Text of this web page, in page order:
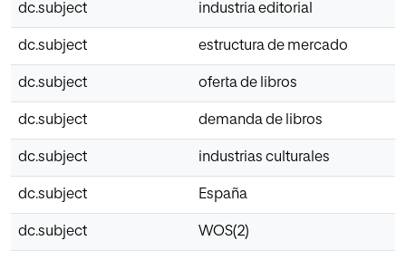
dc.subject industria editorial
dc.subject estructura de mercado
dc.subject oferta de libros
dc.subject demanda de libros
dc.subject industrias culturales
dc.subject España
dc.subject WOS(2)